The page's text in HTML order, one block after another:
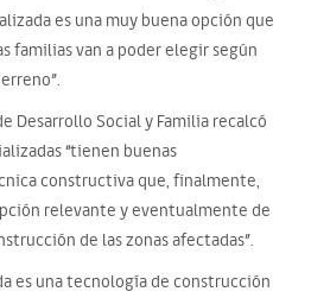
es una muy buena opción que
familias van a poder elegir según
Desarrollo Social y Familia recalcó
“tienen buenas
constructiva que, finalmente,
relevante y eventualmente de
de las zonas afectadas”.
es una tecnología de construcción